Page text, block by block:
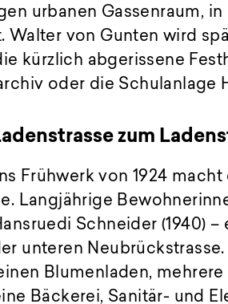
urbanen Gassenraum,
Walter von Gunten wird
kürzlich abgerissene
oder die Schulanlage
zum
Frühwerk von 1924
Langjährige
Schneider (1940)
unteren
Blumenladen,
Bäckerei, Sanitär- und